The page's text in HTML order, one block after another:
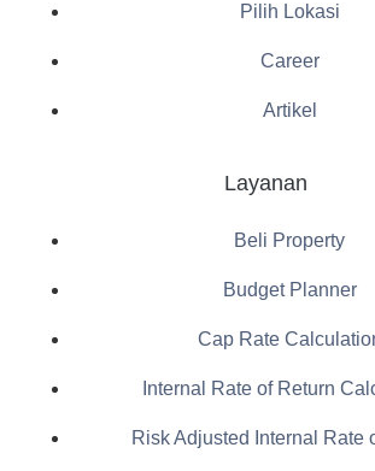
Pilih Lokasi
Career
Artikel
Layanan
Beli Property
Budget Planner
Cap Rate
Internal Rate of Return
Risk Adjusted Internal Rate